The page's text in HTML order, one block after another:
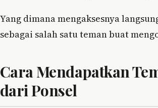
Yang dimana mengaksesnya
sebagai salah satu teman buat
Cara Mendapatkan
dari Ponsel